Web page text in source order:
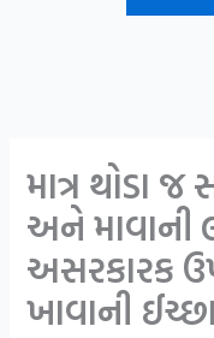
માત્ર થોડા
અને માવાની
અસરકારક
ખાવાની